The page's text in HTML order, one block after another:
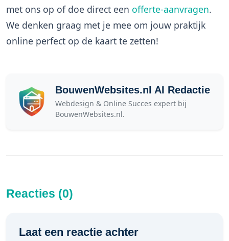
met ons op of doe direct een offerte-aanvragen.
We denken graag met je mee om jouw praktijk
online perfect op de kaart te zetten!
BouwenWebsites.nl AI Redactie
Webdesign & Online Succes expert bij
BouwenWebsites.nl.
Reacties (0)
Laat een reactie achter